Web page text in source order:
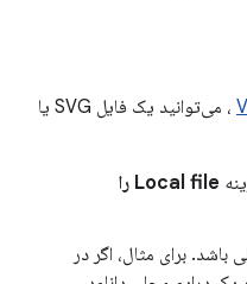
، می‌توانید یک فایل SVG یا
Local file را
باشد. برای مثال، اگر در